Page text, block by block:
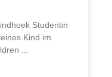
Studentin
Kind im